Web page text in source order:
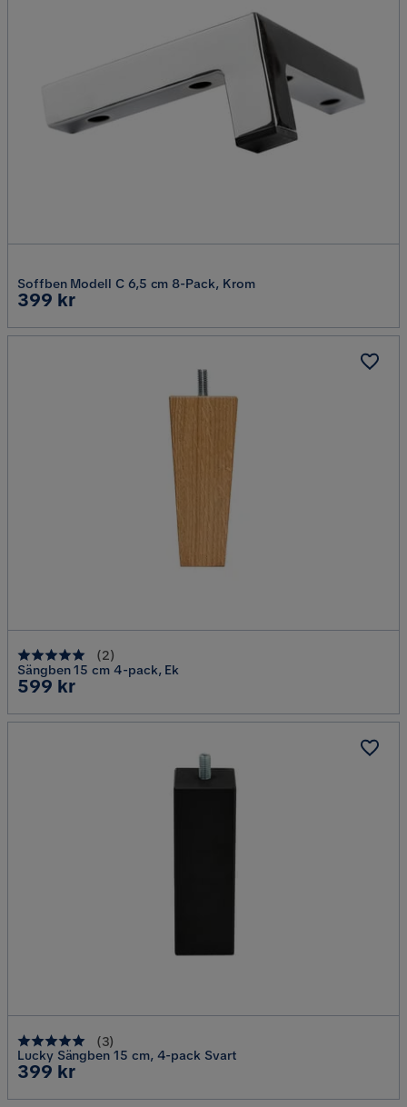
Soffben Modell C 6,5 cm 8-Pack, Krom
Pris
399 kr
(2)
Sängben 15 cm 4-pack, Ek
Pris
599 kr
(3)
Lucky Sängben 15 cm, 4-pack Svart
Pris
399 kr